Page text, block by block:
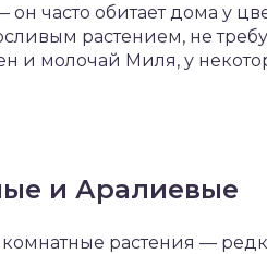
часто обитает дома у
растением, не
и молочай Миля, у
и Аралиевые
растения —